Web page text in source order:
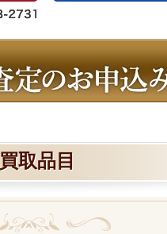
買取品目